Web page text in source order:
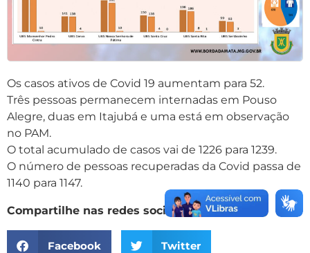
Os casos ativos de Covid 19 aumentam para 52.
Três pessoas permanecem internadas em Pouso
Alegre, duas em Itajubá e uma está em observação
no PAM.
O total acumulado de casos vai de 1226 para 1239.
O número de pessoas recuperadas da Covid passa de
1140 para 1147.
Compartilhe nas redes sociais
Facebook Twitter